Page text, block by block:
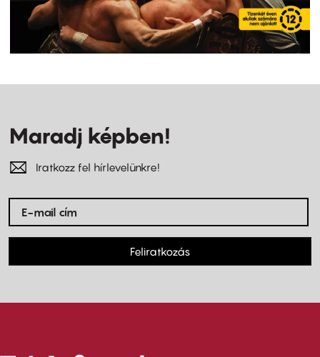
Maradj képben!
Iratkozz fel hírlevelünkre!
Feliratkozás